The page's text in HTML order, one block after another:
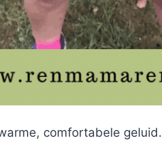
comfortabele geluid.